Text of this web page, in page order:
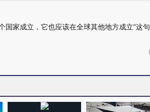
国家成立，它也应该在全球其他地方成立”这